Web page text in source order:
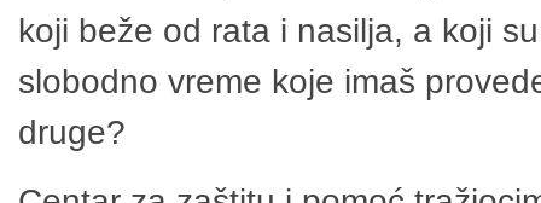
koji beže od rata i nasilja, a koji
slobodno vreme koje imaš
druge?